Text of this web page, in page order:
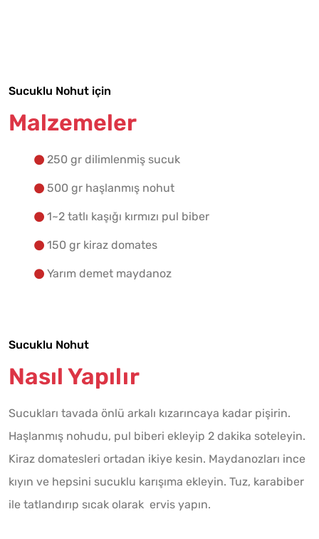
Sucuklu Nohut için
Malzemeler
250 gr dilimlenmiş sucuk
500 gr haşlanmış nohut
1~2 tatlı kaşığı kırmızı pul biber
150 gr kiraz domates
Yarım demet maydanoz
Sucuklu Nohut
Nasıl Yapılır
Sucukları tavada önlü arkalı kızarıncaya kadar pişirin.
Haşlanmış nohudu, pul biberi ekleyip 2 dakika soteleyin.
Kiraz domatesleri ortadan ikiye kesin. Maydanozları ince
kıyın ve hepsini sucuklu karışıma ekleyin. Tuz, karabiber
ile tatlandırıp sıcak olarak ervis yapın.